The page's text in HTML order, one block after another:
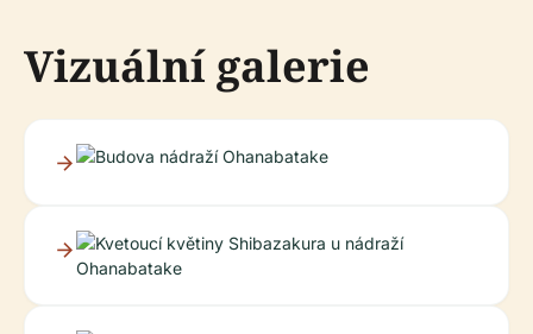
Vizuální galerie